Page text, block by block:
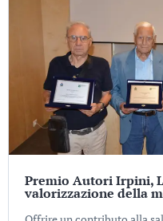
Premio Autori Irpini,
valorizzazione della